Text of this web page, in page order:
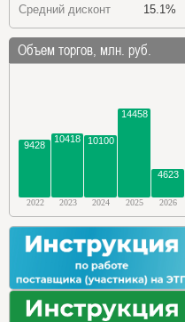
Средний дисконт
15.1%
Объем торгов, млн. руб.
9428
10418 10100
14458
4623
2022 2023 2024 2025 2026